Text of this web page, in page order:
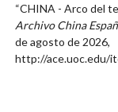
“CHINA - Arco del
Archivo China
de agosto de 2026,
http://ace.uoc.edu/